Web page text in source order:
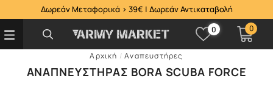
Δωρεάν Μεταφορικά > 39€ | Δωρεάν Αντικαταβολή
0 0
Αρχική /Αναπευστήρες
ΑΝΑΠΝΕΥΣΤΉΡΑΣ BORA SCUBA FORCE